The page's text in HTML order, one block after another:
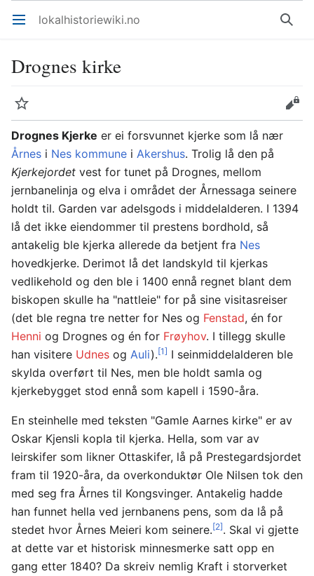
Åpne hovedmenyen lokalhistoriewiki.no Søk
Drognes kirke
Overvåk
Rediger
Drognes Kjerke er ei forsvunnet kjerke som lå nær
Årnes i Nes kommune i Akershus. Trolig lå den på
Kjerkejordet vest for tunet på Drognes, mellom
jernbanelinja og elva i området der Årnessaga seinere
holdt til. Garden var adelsgods i middelalderen. I 1394
lå det ikke eiendommer til prestens bordhold, så
antakelig ble kjerka allerede da betjent fra Nes
hovedkjerke. Derimot lå det landskyld til kjerkas
vedlikehold og den ble i 1400 ennå regnet blant dem
biskopen skulle ha "nattleie" for på sine visitasreiser
(det ble regna tre netter for Nes og Fenstad, én for
Henni og Drognes og én for Frøyhov. I tillegg skulle
han visitere Udnes og Auli).[1] I seinmiddelalderen ble
skylda overført til Nes, men ble holdt samla og
kjerkebygget stod ennå som kapell i 1590-åra.
En steinhelle med teksten "Gamle Aarnes kirke" er av
Oskar Kjensli kopla til kjerka. Hella, som var av
leirskifer som likner Ottaskifer, lå på Prestegardsjordet
fram til 1920-åra, da overkonduktør Ole Nilsen tok den
med seg fra Årnes til Kongsvinger. Antakelig hadde
han funnet hella ved jernbanens pens, som da lå på
stedet hvor Årnes Meieri kom seinere.[2]. Skal vi gjette
at dette var et historisk minnesmerke satt opp en
gang etter 1840? Da skreiv nemlig Kraft i storverket